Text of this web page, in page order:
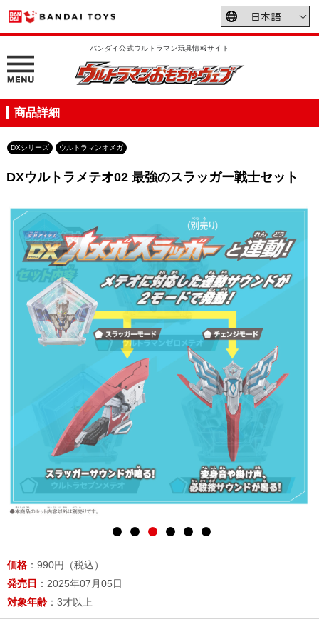
バンダイ公式ウルトラマン玩具情報サイト
商品詳細
DXシリーズ ウルトラマンオメガ
DXウルトラメテオ02 最強のスラッガー戦士セット
価格 ：990円（税込）
発売日 ：2025年07月05日
対象年齢 ：3才以上